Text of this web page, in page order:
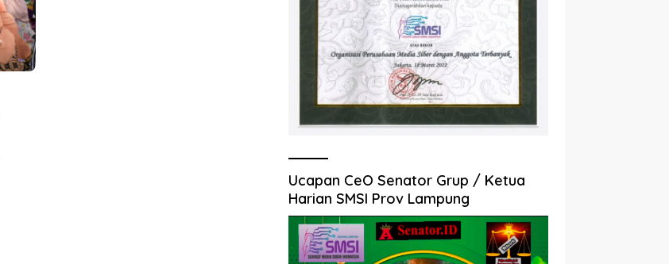
Ucapan CeO Senator Grup / Ketua
Harian SMSI Prov Lampung